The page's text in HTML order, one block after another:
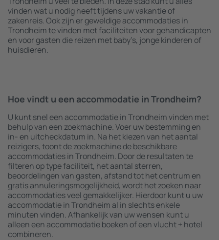
vinden wat u nodig heeft tijdens uw vakantie of
zakenreis. Ook zijn er geweldige accommodaties in
Trondheim te vinden met faciliteiten voor gehandicapten
en voor gasten die reizen met baby’s, jonge kinderen of
huisdieren.
Hoe vindt u een accommodatie in Trondheim?
U kunt snel een accommodatie in Trondheim vinden met
behulp van een zoekmachine. Voer uw bestemming en
in- en uitcheckdatum in. Na het kiezen van het aantal
reizigers, toont de zoekmachine de beschikbare
accommodaties in Trondheim. Door de resultaten te
filteren op type faciliteit, het aantal sterren,
beoordelingen van gasten, afstand tot het centrum en
gratis annuleringsmogelijkheid, wordt het zoeken naar
accommodaties veel gemakkelijker. Hierdoor kunt u uw
accommodatie in Trondheim al in slechts enkele
minuten vinden. Afhankelijk van uw wensen kunt u
alleen een accommodatie boeken of een vlucht + hotel
combineren.